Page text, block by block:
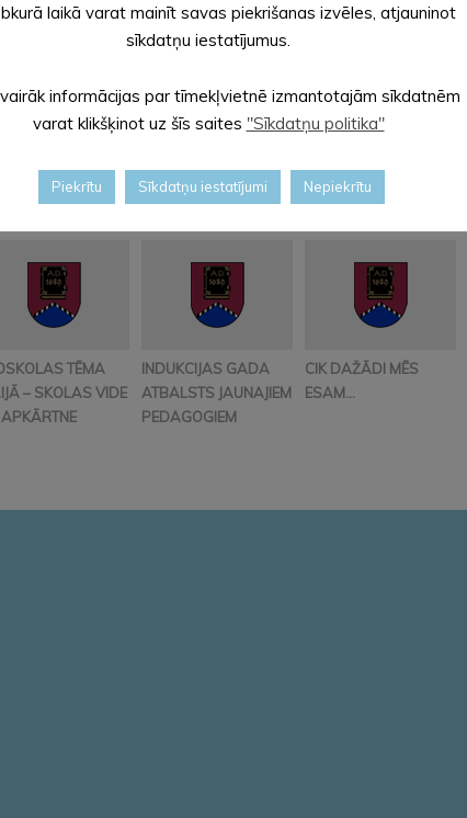
TĒMA
– SKOLAS VIDE
INDUKCIJAS GADA
ATBALSTS JAUNAJIEM
PEDAGOGIEM
CIK DAŽĀDI MĒS
ESAM…
laikā varat mainīt savas piekrišanas izvēles, atjauninot
sīkdatņu iestatījumus.
informācijas par tīmekļvietnē izmantotajām sīkdatnēm
varat klikšķinot uz šīs saites "Sīkdatņu politika"
Piekrītu Sīkdatņu iestatījumi Nepiekrītu